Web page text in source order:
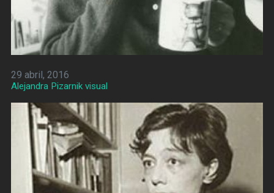
29 abril, 2016
Alejandra Pizarnik visual